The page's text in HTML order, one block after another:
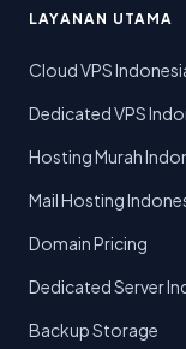
LAYANAN UTAMA
Cloud VPS
Dedicated VPS
Hosting Murah
Mail Hosting
Domain Pricing
Dedicated Server
Backup Storage